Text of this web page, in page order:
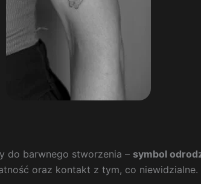
do barwnego stworzenia – symbol
oraz kontakt z tym, co niewidzialne.